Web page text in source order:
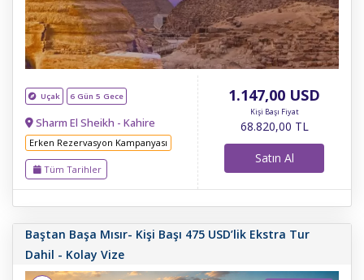
Uçak 6 Gün 5 Gece
Sharm El Sheikh - Kahire
Erken Rezervasyon Kampanyası
Tüm Tarihler
1.147,00 USD
Kişi Başı Fiyat
68.820,00 TL
Satın Al
Baştan Başa Mısır- Kişi Başı 475 USD’lik Ekstra Tur
Dahil - Kolay Vize